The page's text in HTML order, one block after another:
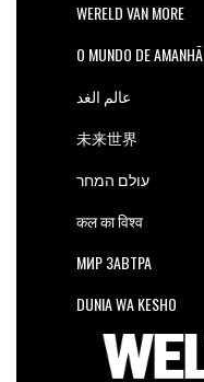
WERELD VAN MORE
O MUNDO DE AMANHÃ
عالم الغد
未来世界
עולם המחר
कल का विश्व
МИР ЗАВТРА
DUNIA WA KESHO